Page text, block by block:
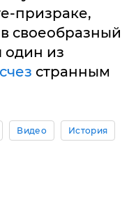
призраке,
в своеобразный
один из
счез странным
Видео История